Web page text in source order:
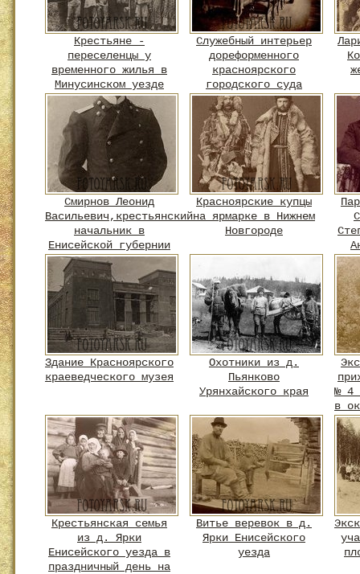
Крестьяне -
переселенцы у
временного жилья в
Минусинском уезде
Служебный интерьер
дореформенного
красноярского
городского суда
Смирнов Леонид
Васильевич,крестьянский
начальник в
Енисейской губернии
Красноярские купцы
на ярмарке в Нижнем
Новгороде
Здание Красноярского
краеведческого музея
Охотники из д.
Пьянково
Урянхайского края
№ 4
в
Крестьянская семья
из д. Ярки
Енисейского уезда в
праздничный день на
Витье веревок в д.
Ярки Енисейского
уезда